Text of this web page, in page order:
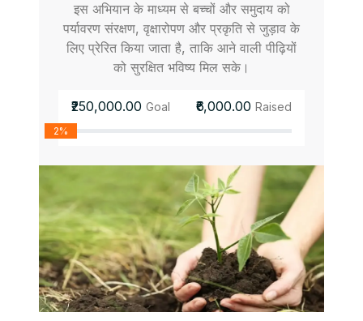
इस अभियान के माध्यम से बच्चों और समुदाय को
पर्यावरण संरक्षण, वृक्षारोपण और प्रकृति से जुड़ाव के
लिए प्रेरित किया जाता है, ताकि आने वाली पीढ़ियों
को सुरक्षित भविष्य मिल सके।
₹250,000.00 Goal ₹6,000.00 Raised
2%